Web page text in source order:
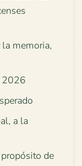
la memoria,
2026
a la
de